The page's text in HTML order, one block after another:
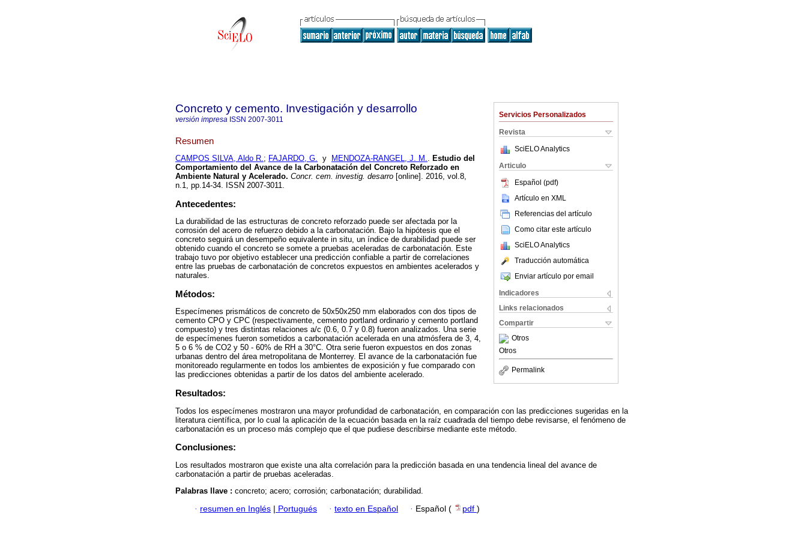
Servicios Personalizados
Revista
SciELO Analytics
Articulo
Español (pdf)
Artículo en XML
Referencias del artículo
Como citar este artículo
SciELO Analytics
Traducción automática
Enviar artículo por email
Indicadores
Links relacionados
Compartir
Otros
Otros
Permalink
Concreto y cemento. Investigación y desarrollo
versión impresa ISSN 2007-3011
Resumen
CAMPOS SILVA, Aldo R.; FAJARDO, G. y MENDOZA-RANGEL, J. M.. Estudio del
Comportamiento del Avance de la Carbonatación del Concreto Reforzado en
Ambiente Natural y Acelerado. Concr. cem. investig. desarro [online]. 2016, vol.8,
n.1, pp.14-34. ISSN 2007-3011.
Antecedentes:
La durabilidad de las estructuras de concreto reforzado puede ser afectada por la
corrosión del acero de refuerzo debido a la carbonatación. Bajo la hipótesis que el
concreto seguirá un desempeño equivalente in situ, un índice de durabilidad puede ser
obtenido cuando el concreto se somete a pruebas aceleradas de carbonatación. Este
trabajo tuvo por objetivo establecer una predicción confiable a partir de correlaciones
entre las pruebas de carbonatación de concretos expuestos en ambientes acelerados y
naturales.
Métodos:
Especímenes prismáticos de concreto de 50x50x250 mm elaborados con dos tipos de
cemento CPO y CPC (respectivamente, cemento portland ordinario y cemento portland
compuesto) y tres distintas relaciones a/c (0.6, 0.7 y 0.8) fueron analizados. Una serie
de especímenes fueron sometidos a carbonatación acelerada en una atmósfera de 3, 4,
5 o 6 % de CO2 y 50 - 60% de RH a 30°C. Otra serie fueron expuestos en dos zonas
urbanas dentro del área metropolitana de Monterrey. El avance de la carbonatación fue
monitoreado regularmente en todos los ambientes de exposición y fue comparado con
las predicciones obtenidas a partir de los datos del ambiente acelerado.
Resultados:
Todos los especímenes mostraron una mayor profundidad de carbonatación, en comparación con las predicciones sugeridas en la
literatura científica, por lo cual la aplicación de la ecuación basada en la raíz cuadrada del tiempo debe revisarse, el fenómeno de
carbonatación es un proceso más complejo que el que pudiese describirse mediante este método.
Conclusiones:
Los resultados mostraron que existe una alta correlación para la predicción basada en una tendencia lineal del avance de
carbonatación a partir de pruebas aceleradas.
Palabras llave : concreto; acero; corrosión; carbonatación; durabilidad.
· resumen en Inglés Portugués · texto en Español · Español ( pdf )